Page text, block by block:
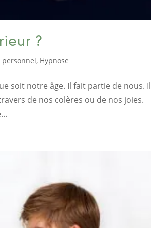
?
personnel, Hypnose
soit notre âge. Il fait partie de nous. Il
de nos colères ou de nos joies.